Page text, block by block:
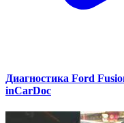
Диагностика Ford
inCarDoc